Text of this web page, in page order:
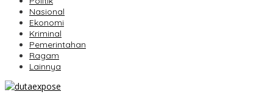
Nasional
Ekonomi
Kriminal
Pemerintahan
Ragam
Lainnya